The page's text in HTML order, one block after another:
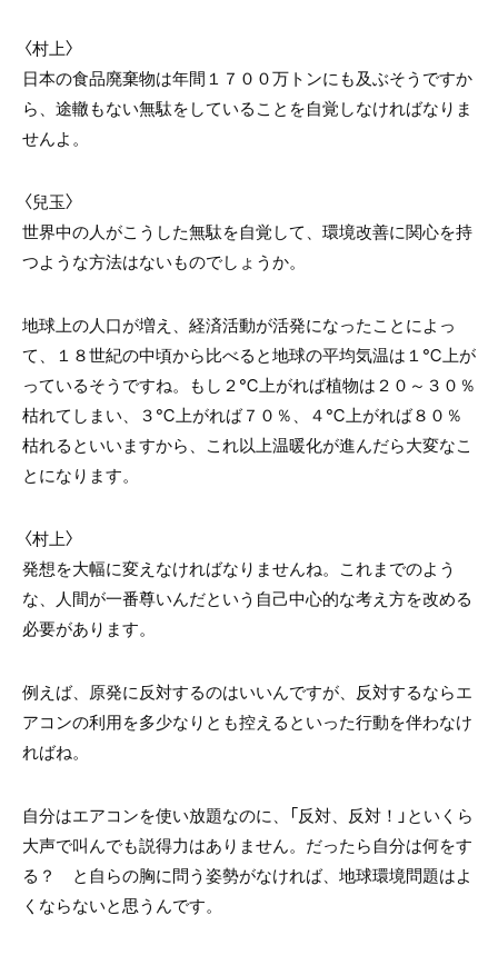
〈村上〉
日本の食品廃棄物は年間１７００万トンにも及ぶそうですか
ら、途轍もない無駄をしていることを自覚しなければなりま
せんよ。
〈兒玉〉
世界中の人がこうした無駄を自覚して、環境改善に関心を持
つような方法はないものでしょうか。
地球上の人口が増え、経済活動が活発になったことによっ
て、１８世紀の中頃から比べると地球の平均気温は１℃上が
っているそうですね。もし２℃上がれば植物は２０～３０％
枯れてしまい、３℃上がれば７０％、４℃上がれば８０％
枯れるといいますから、これ以上温暖化が進んだら大変なこ
とになります。
〈村上〉
発想を大幅に変えなければなりませんね。これまでのよう
な、人間が一番尊いんだという自己中心的な考え方を改める
必要があります。
例えば、原発に反対するのはいいんですが、反対するならエ
アコンの利用を多少なりとも控えるといった行動を伴わなけ
ればね。
自分はエアコンを使い放題なのに、「反対、反対！」といくら
大声で叫んでも説得力はありません。だったら自分は何をす
る？ と自らの胸に問う姿勢がなければ、地球環境問題はよ
くならないと思うんです。